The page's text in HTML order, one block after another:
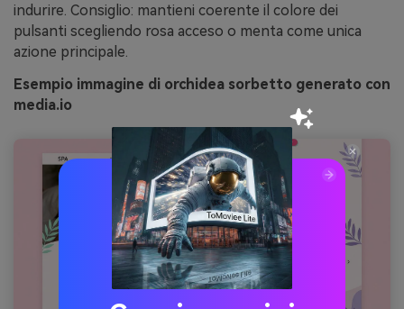
indurire. Consiglio: mantieni coerente il colore dei
pulsanti scegliendo rosa acceso o menta come unica
azione principale.
Esempio immagine di orchidea sorbetto generato con
media.io